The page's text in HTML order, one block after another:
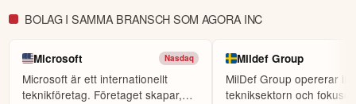
dina investeringar kan gå upp eller ner. Du riskerar ditt kapital.
BOLAG I SAMMA BRANSCH SOM AGORA INC
Microsoft Nasdaq
Microsoft är ett internationellt
teknikföretag. Företaget skapar,
Mildef Group
MilDef Group opererar
tekniksektorn och